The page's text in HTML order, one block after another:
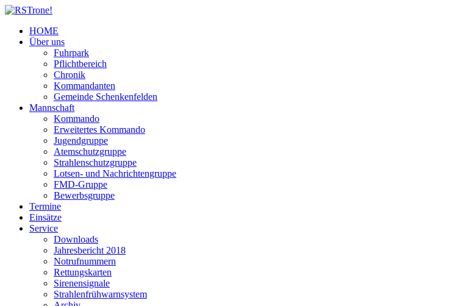
HOME
Über uns
Fuhrpark
Pflichtbereich
Chronik
Kommandanten
Gemeinde Schenkenfelden
Mannschaft
Kommando
Erweitertes Kommando
Jugendgruppe
Atemschutzgruppe
Strahlenschutzgruppe
Lotsen- und Nachrichtengruppe
FMD-Gruppe
Bewerbsgruppe
Termine
Einsätze
Service
Downloads
Jahresbericht 2018
Notrufnummern
Rettungskarten
Sirenensignale
Strahlenfrühwarnsystem